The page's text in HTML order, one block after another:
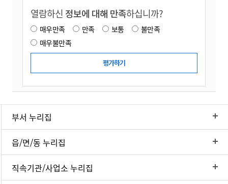
열람하신 정보에 대해 만족하십니까?
매우만족 만족 보통
불만족
매우불만족
부서 누리집
읍/면/동 누리집
직속기관/사업소 누리집